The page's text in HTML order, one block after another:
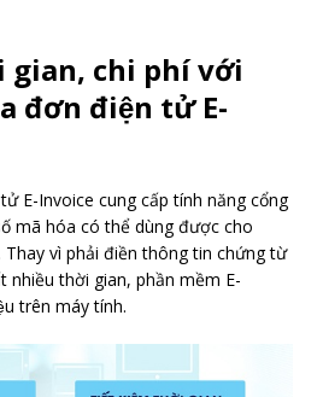
chi phí với
đơn điện tử E-
E-Invoice cung cấp tính năng cổng
mã hóa có thể dùng được cho
vì phải điền thông tin chứng từ
nhiều thời gian, phần mềm E-
trên máy tính.